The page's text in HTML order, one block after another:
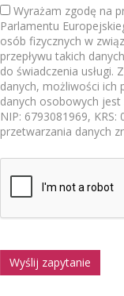
Wyrażam zgodę na
Parlamentu
osób fizycznych w
przepływu takich
do świadczenia
danych, możliwości ich
danych osobowych jest
NIP: 6793081969,
przetwarzania danych
Wyślij zapytanie